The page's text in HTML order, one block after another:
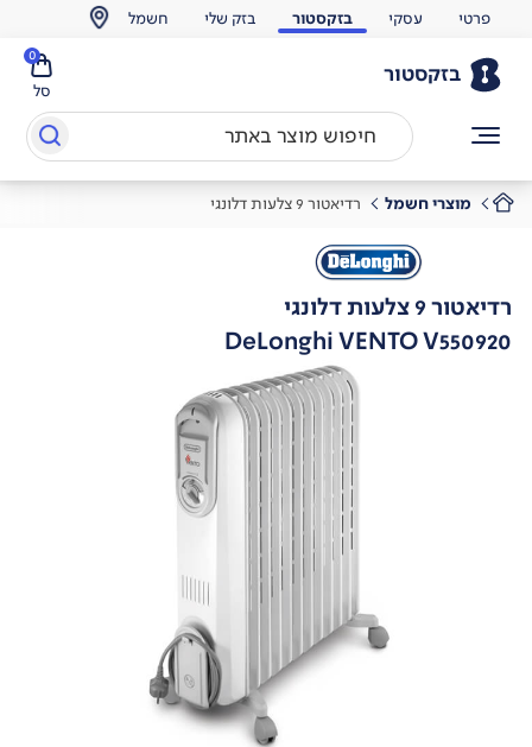
פרטי עסקי בזקסטור בזק שלי חשמל
בזקסטור
סל
0
מוצרי חשמל רדיאטור 9 צלעות דלונגי
רדיאטור 9 צלעות דלונגי
DeLonghi VENTO V550920